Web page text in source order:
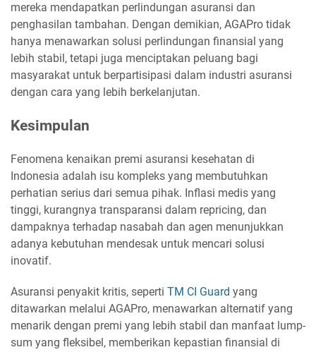
mereka mendapatkan perlindungan asuransi dan
penghasilan tambahan. Dengan demikian, AGAPro tidak
hanya menawarkan solusi perlindungan finansial yang
lebih stabil, tetapi juga menciptakan peluang bagi
masyarakat untuk berpartisipasi dalam industri asuransi
dengan cara yang lebih berkelanjutan.
Kesimpulan
Fenomena kenaikan premi asuransi kesehatan di
Indonesia adalah isu kompleks yang membutuhkan
perhatian serius dari semua pihak. Inflasi medis yang
tinggi, kurangnya transparansi dalam repricing, dan
dampaknya terhadap nasabah dan agen menunjukkan
adanya kebutuhan mendesak untuk mencari solusi
inovatif.
Asuransi penyakit kritis, seperti TM CI Guard yang
ditawarkan melalui AGAPro, menawarkan alternatif yang
menarik dengan premi yang lebih stabil dan manfaat lump-
sum yang fleksibel, memberikan kepastian finansial di